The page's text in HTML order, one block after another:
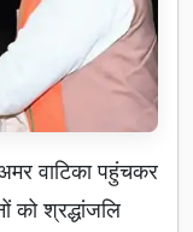
वाटिका पहुंचकर
को श्रद्धांजलि